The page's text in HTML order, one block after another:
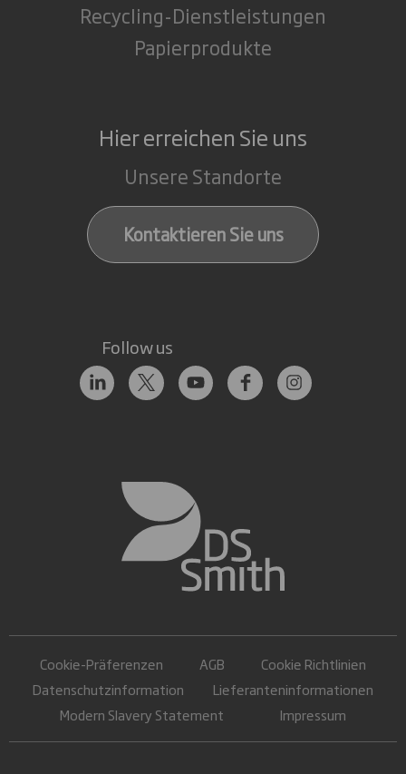
Recycling-Dienstleistungen
Papierprodukte
Hier erreichen Sie uns
Unsere Standorte
Kontaktieren Sie uns
Follow us
Cookie-Präferenzen AGB
Cookie Richtlinien
Datenschutzinformation
Lieferanteninformationen
Modern Slavery Statement
Impressum